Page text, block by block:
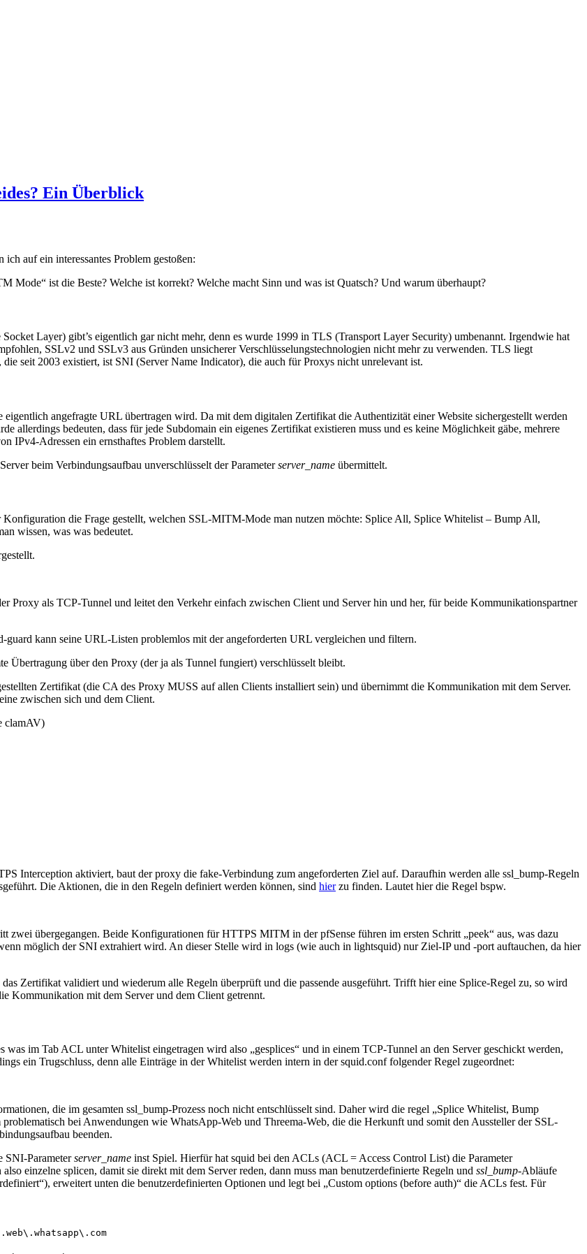
Ein Überblick
auf ein interessantes Problem gestoßen:
ist die Beste? Welche ist korrekt? Welche macht Sinn und was ist Quatsch? Und warum überhaupt?
Layer) gibt’s eigentlich gar nicht mehr, denn es wurde 1999 in TLS (Transport Layer Security) umbenannt. Irgendwie hat
SSLv2 und SSLv3 aus Gründen unsicherer Verschlüsselungstechnologien nicht mehr zu verwenden. TLS liegt
seit 2003 existiert, ist SNI (Server Name Indicator), die auch für Proxys nicht unrelevant ist.
angefragte URL übertragen wird. Da mit dem digitalen Zertifikat die Authentizität einer Website sichergestellt werden
allerdings bedeuten, dass für jede Subdomain ein eigenes Zertifikat existieren muss und es keine Möglichkeit gäbe, mehrere
IPv4-Adressen ein ernsthaftes Problem darstellt.
beim Verbindungsaufbau unverschlüsselt der Parameterserver_name übermittelt.
die Frage gestellt, welchen SSL-MITM-Mode man nutzen möchte: Splice All, Splice Whitelist – Bump All,
wissen, was was bedeutet.
Proxy als TCP-Tunnel und leitet den Verkehr einfach zwischen Client und Server hin und her, für beide Kommunikationspartner
kann seine URL-Listen problemlos mit der angeforderten URL vergleichen und filtern.
Übertragung über den Proxy (der ja als Tunnel fungiert) verschlüsselt bleibt.
Zertifikat (die CA des Proxy MUSS auf allen Clients installiert sein) und übernimmt die Kommunikation mit dem Server.
zwischen sich und dem Client.
clamAV)
Interception aktiviert, baut der proxy die fake-Verbindung zum angeforderten Ziel auf. Daraufhin werden alle ssl_bump-Regeln
Die Aktionen, die in den Regeln definiert werden können, sind hierzu finden. Lautet hier die Regel bspw.
zwei übergegangen. Beide Konfigurationen für HTTPS MITM in der pfSense führen im ersten Schritt „peek“ aus, was dazu
möglich der SNI extrahiert wird. An dieser Stelle wird in logs (wie auch in lightsquid) nur Ziel-IP und -port auftauchen, da hier
Zertifikat validiert und wiederum alle Regeln überprüft und die passende ausgeführt. Trifft hier eine Splice-Regel zu, so wird
Kommunikation mit dem Server und dem Client getrennt.
im Tab ACL unter Whitelist eingetragen wird also „gesplices“ und in einem TCP-Tunnel an den Server geschickt werden,
ein Trugschluss, denn alle Einträge in der Whitelist werden intern in der squid.conf folgender Regel zugeordnet:
die im gesamten ssl_bump-Prozess noch nicht entschlüsselt sind. Daher wird die regel „Splice Whitelist, Bump
bei Anwendungen wie WhatsApp-Web und Threema-Web, die die Herkunft und somit den Aussteller der SSL-
beenden.
SNI-Parameterserver_name inst Spiel. Hierfür hat squid bei den ACLs (ACL = Access Control List) die Parameter
einzelne splicen, damit sie direkt mit dem Server reden, dann muss man benutzerdefinierte Regeln und ssl_bump-Abläufe
erweitert unten die benutzerdefinierten Optionen und legt bei „Custom options (before auth)“ die ACLs fest. Für